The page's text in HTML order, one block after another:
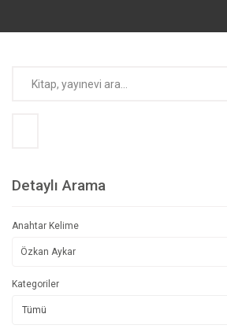
Detaylı Arama
Anahtar Kelime
Kategoriler